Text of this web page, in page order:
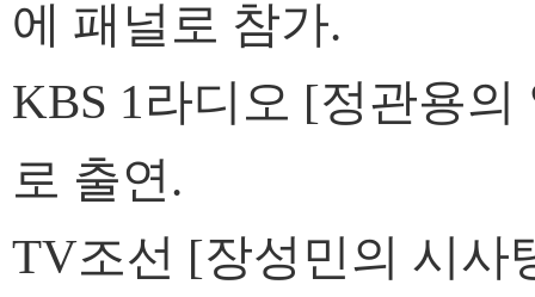
에 패널로 참가.
KBS 1라디오 [정관용
로 출연.
TV조선 [장성민의 시사